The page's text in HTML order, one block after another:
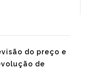
do preço e
de